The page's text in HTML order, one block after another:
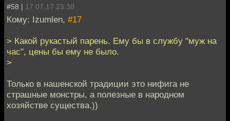
#58 | 17.07.17 23:38
Кому: Izumlen, #17
> Какой рукастый парень. Ему бы в службу "муж на
час", цены бы ему не было.
>
Только в нашенской традиции это нифига не
страшные монстры, а полезные в народном
хозяйстве существа.))